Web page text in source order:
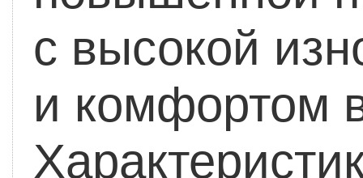
с высокой
и комфортом